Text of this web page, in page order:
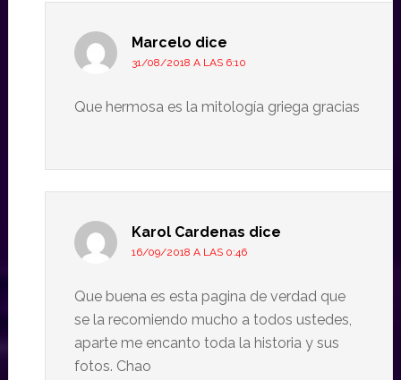
Marcelo dice
31/08/2018 A LAS 6:10
Que hermosa es la mitología griega gracias
Karol Cardenas dice
16/09/2018 A LAS 0:46
Que buena es esta pagina de verdad que
se la recomiendo mucho a todos ustedes,
aparte me encanto toda la historia y sus
fotos. Chao